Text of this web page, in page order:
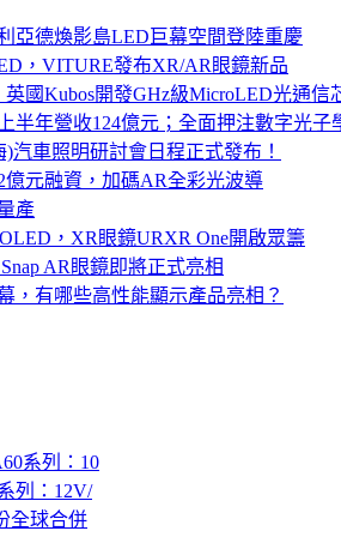
亞德煥影島LED巨幕空間登陸重慶
，VITURE發布XR/AR眼鏡新品
英國Kubos開發GHz級MicroLED光通信
半年營收124億元；全面押注數字光子
汽車照明研討會日程正式發布！
億元融資，加碼AR全彩光波導
產
，XR眼鏡URXR One開啟眾籌
AR眼鏡即將正式亮相
，有哪些高性能顯示產品亮相？
系列：10
列：12V/
全球合併